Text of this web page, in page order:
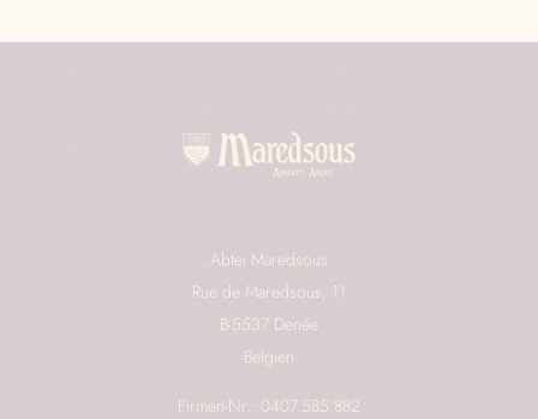
Abtei Maredsous
Rue de Maredsous, 11
B-5537 Denée
Belgien
Firmen-Nr.: 0407.585.882